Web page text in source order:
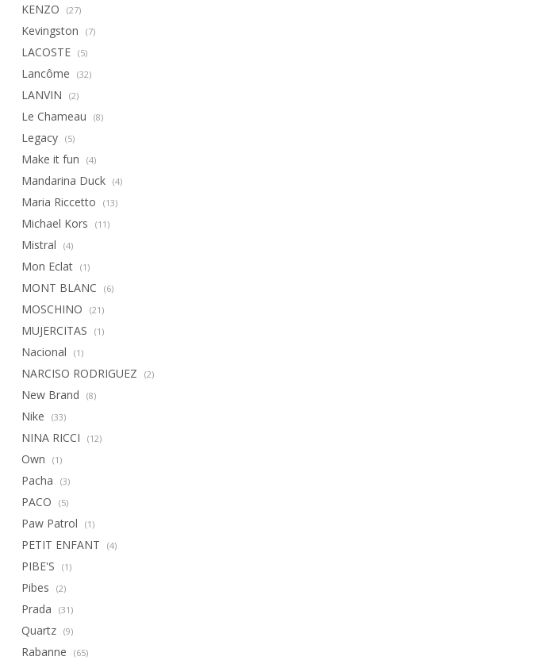
KENZO (27)
Kevingston (7)
LACOSTE (5)
Lancôme (32)
LANVIN (2)
Le Chameau (8)
Legacy (5)
Make it fun (4)
Mandarina Duck (4)
Maria Riccetto (13)
Michael Kors (11)
Mistral (4)
Mon Eclat (1)
MONT BLANC (6)
MOSCHINO (21)
MUJERCITAS (1)
Nacional (1)
NARCISO RODRIGUEZ (2)
New Brand (8)
Nike (33)
NINA RICCI (12)
Own (1)
Pacha (3)
PACO (5)
Paw Patrol (1)
PETIT ENFANT (4)
PIBE'S (1)
Pibes (2)
Prada (31)
Quartz (9)
Rabanne (65)